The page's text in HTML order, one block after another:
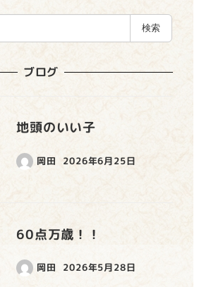
検索
ブログ
地頭のいい子
岡田 2026年6月25日
60点万歳！！
岡田 2026年5月28日